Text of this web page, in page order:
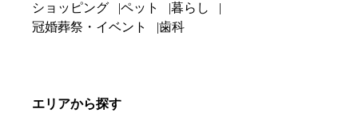
ショッピング
ペット
暮らし
冠婚葬祭・イベント
歯科
エリアから探す